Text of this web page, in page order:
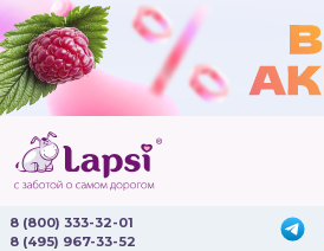
8 (800) 333-32-01
8 (495) 967-33-52